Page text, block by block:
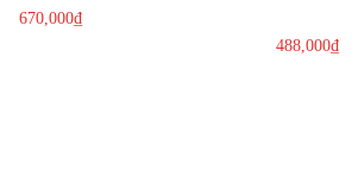
670,000₫
488,000₫